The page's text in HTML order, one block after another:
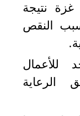
نتيجة
النقص
الرعاية